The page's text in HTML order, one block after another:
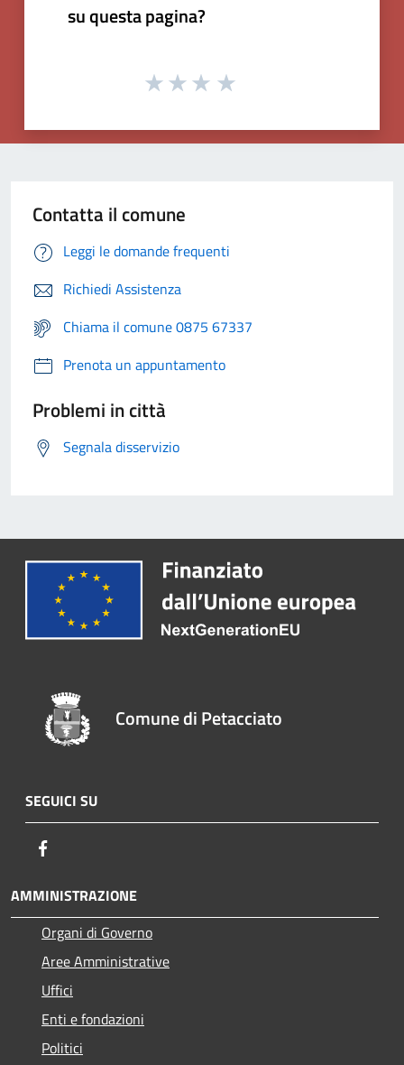
su questa pagina?
Contatta il comune
Leggi le domande frequenti
Richiedi Assistenza
Chiama il comune 0875 67337
Prenota un appuntamento
Problemi in città
Segnala disservizio
Comune di Petacciato
SEGUICI SU
AMMINISTRAZIONE
Organi di Governo
Aree Amministrative
Uffici
Enti e fondazioni
Politici